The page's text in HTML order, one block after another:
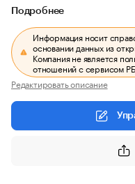
Подробнее
Информация носит
основании данных из
Компания не является
отношений с сервисом
Редактировать описание